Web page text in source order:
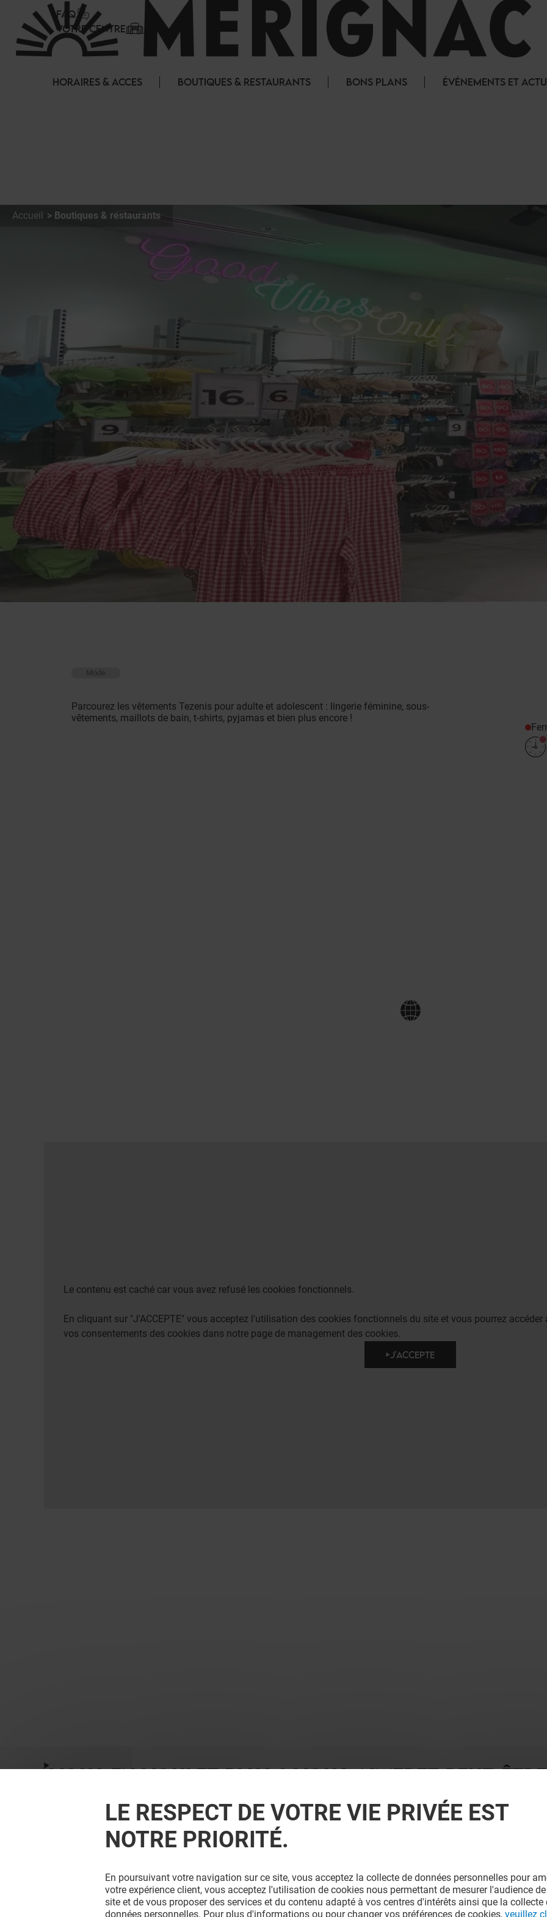
FAQ
VOTRE CENTRE
HORAIRES & ACCES BOUTIQUES & RESTAURANTS BONS PLANS ÉVÉNEMENTS ET
Accueil Boutiques & restaurants
Mode
Parcourez les vêtements Tezenis pour adulte et adolescent : lingerie féminine, sous-
vêtements, maillots de bain, t-shirts, pyjamas et bien plus encore !
Le contenu est caché car vous avez refusé les cookies fonctionnels.
En cliquant sur "J'ACCEPTE" vous acceptez l'utilisation des cookies fonctionnels du site et vous pourrez
vos consentements des cookies dans notre page de management des cookies.
J'ACCEPTE
VOUS EN VOULEZ PLUS ? VOUS AIMEREZ PEUT-ÊTRE
Panneau de gestion des cookies
LE RESPECT DE VOTRE VIE PRIVÉE EST
NOTRE PRIORITÉ.
En poursuivant votre navigation sur ce site, vous acceptez la collecte de données personnelles pour
votre expérience client, vous acceptez l'utilisation de cookies nous permettant de mesurer l'audience
site et de vous proposer des services et du contenu adapté à vos centres d'intérêts ainsi que la collecte
données personnelles. Pour plus d'informations ou pour changer vos préférences de cookies, veuillez